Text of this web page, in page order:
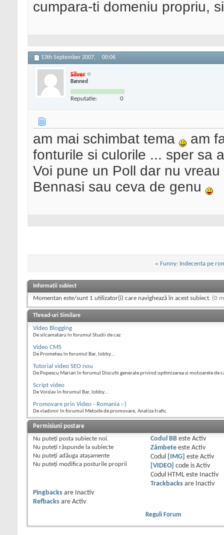
cumpara-ti domeniu propriu,
13th September 2007, 00:06
Silver
Banned
Reputatie: 0
am mai schimbat tema
am
fonturile si culorile ... sper sa
Voi pune un Poll dar nu
Bennasi sau ceva de genu
« Funny: Indecenta pe
Informații subiect
Momentan este/sunt 1 utilizator(i) care navighează în acest subiect. (0
Thread-uri Similare
Video Blogging
De silcamataru în forumul Studii de caz
Video CMS
De Prometeu în forumul Bar, lobby...
Tutorial video SEO nou
De Popescu Marian în forumul Discutii generale privind optimizarea si motoarele de
Script video
De Voislav în forumul Bar, lobby...
Promovare prin Video - Romania :-)
De vladimir în forumul Metode de promovare, Analiza trafic.
Permisiuni postare
Nu puteţi posta subiecte noi.
Nu puteţi răspunde la subiecte
Nu puteţi adăuga ataşamente
Nu puteţi modifica posturile proprii
Codul BBeste Activ
Zâmbeteeste Activ
Codul
[IMG] este Activ
[VIDEO]
code is Activ
Codul HTML este
Inactiv
Trackbacksare
Inactiv
Pingbacks are
Inactiv
Refbacks are Activ
Reguli Forum